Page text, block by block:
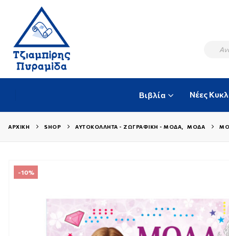
Βιβλία Νέες
ΑΡΧΙΚΉ SHOP ΑΥΤΟΚΌΛΛΗΤΑ - ΖΩΓΡΑΦΙΚΉ - ΜΌΔΑ, ΜΌΔΑ
-10%